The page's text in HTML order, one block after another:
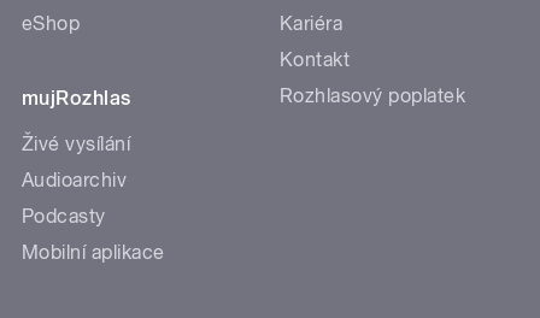
eShop
mujRozhlas
Živé vysílání
Audioarchiv
Podcasty
Mobilní aplikace
Kariéra
Kontakt
Rozhlasový poplatek